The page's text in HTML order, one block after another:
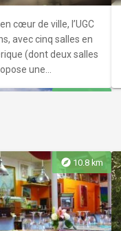
cœur de ville, l’UGC
avec cinq salles en
(dont deux salles
une
explore 10.8 km